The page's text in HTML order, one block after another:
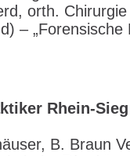
orth.
– „Forensische
Rhein-
B. Braun